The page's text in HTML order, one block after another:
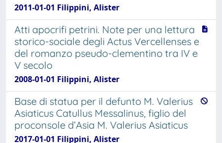
2011-01-01 Filippini, Alister
Atti apocrifi petrini. Note per una lettura
storico-sociale degli Actus Vercellenses e
del romanzo pseudo-clementino tra IV e
V secolo
2008-01-01 Filippini, Alister
Base di statua per il defunto M. Valerius
Asiaticus Catullus Messalinus, figlio del
proconsole d’Asia M. Valerius Asiaticus
2017-01-01 Filippini, Alister